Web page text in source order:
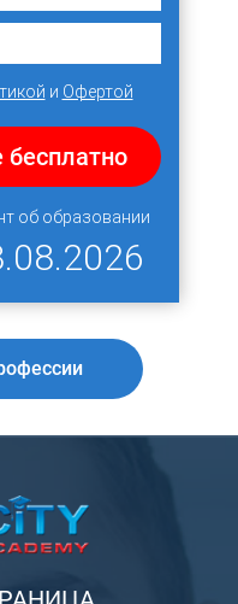
и Офертой
бесплатно
об образовании